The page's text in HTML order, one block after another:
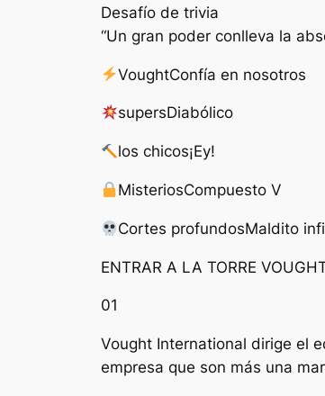
Desafío de trivia
“Un gran poder conlleva la
VoughtConfía en nosotros
supersDiabólico
los chicos¡Ey!
MisteriosCompuesto V
Cortes profundosMaldito
ENTRAR A LA TORRE
01
Vought International dirige el
empresa que son más una